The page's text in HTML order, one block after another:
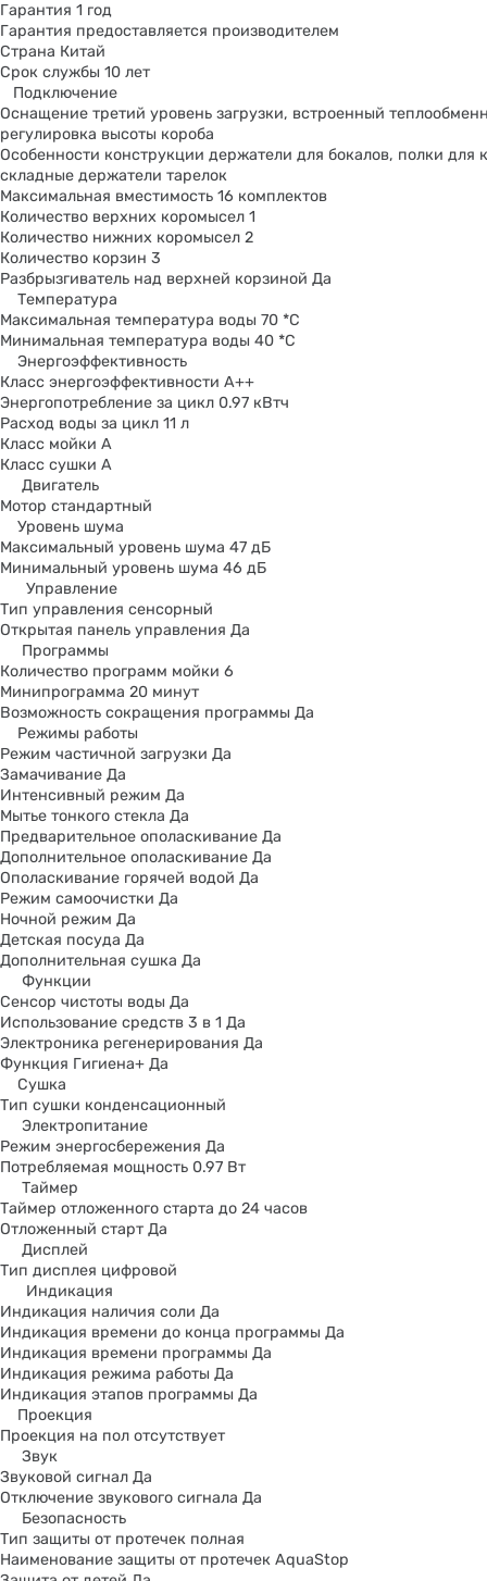
Гарантия 1 год
Гарантия предоставляется производителем
Страна Китай
Срок службы 10 лет
Подключение
Оснащение третий уровень загрузки, встроенный
регулировка высоты короба
Особенности конструкции держатели для бокалов, полки для
складные держатели тарелок
Максимальная вместимость 16 комплектов
Количество верхних коромысел 1
Количество нижних коромысел 2
Количество корзин 3
Разбрызгиватель над верхней корзиной Да
Температура
Максимальная температура воды 70 *С
Минимальная температура воды 40 *С
Энергоэффективность
Класс энергоэффективности A++
Энергопотребление за цикл 0.97 кВтч
Расход воды за цикл 11 л
Класс мойки A
Класс сушки A
Двигатель
Мотор стандартный
Уровень шума
Максимальный уровень шума 47 дБ
Минимальный уровень шума 46 дБ
Управление
Тип управления сенсорный
Открытая панель управления Да
Программы
Количество программ мойки 6
Минипрограмма 20 минут
Возможность сокращения программы Да
Режимы работы
Режим частичной загрузки Да
Замачивание Да
Интенсивный режим Да
Мытье тонкого стекла Да
Предварительное ополаскивание Да
Дополнительное ополаскивание Да
Ополаскивание горячей водой Да
Режим самоочистки Да
Ночной режим Да
Детская посуда Да
Дополнительная сушка Да
Функции
Сенсор чистоты воды Да
Использование средств 3 в 1 Да
Электроника регенерирования Да
Функция Гигиена+ Да
Сушка
Тип сушки конденсационный
Электропитание
Режим энергосбережения Да
Потребляемая мощность 0.97 Вт
Таймер
Таймер отложенного старта до 24 часов
Отложенный старт Да
Дисплей
Тип дисплея цифровой
Индикация
Индикация наличия соли Да
Индикация времени до конца программы Да
Индикация времени программы Да
Индикация режима работы Да
Индикация этапов программы Да
Проекция
Проекция на пол отсутствует
Звук
Звуковой сигнал Да
Отключение звукового сигнала Да
Безопасность
Тип защиты от протечек полная
Наименование защиты от протечек AquaStop